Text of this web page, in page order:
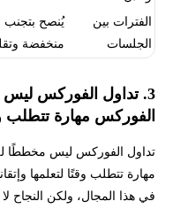
الفترات بين
الجلسات
يُنصح بتجنب
منخفضة
3. تداول الفوركس ليس
الفوركس مهارة تتطلب
مهارة تتطلب وقتًا لتعلمها
في هذا المجال، ولكن النجاح